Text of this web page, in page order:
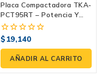
Placa Compactadora TKA-
PCT95RT – Potencia Y
Eficiencia Para
Compactación Profesional
0
fuera
5
$ 19,140
AÑADIR AL CARRITO